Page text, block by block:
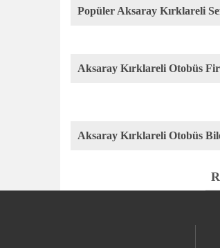
Popüler Aksaray Kırklareli
Aksaray Kırklareli Otobüs
Aksaray Kırklareli Otobüs